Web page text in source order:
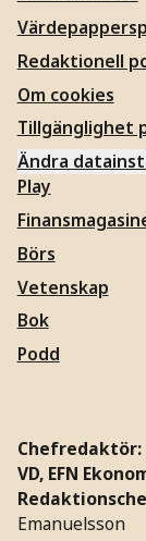
Redaktionell
Om cookies
Tillgänglighet
Ändra
Play
Börs
Vetenskap
Bok
Podd
Chefredaktör:
VD, EFN
Emanuelsson